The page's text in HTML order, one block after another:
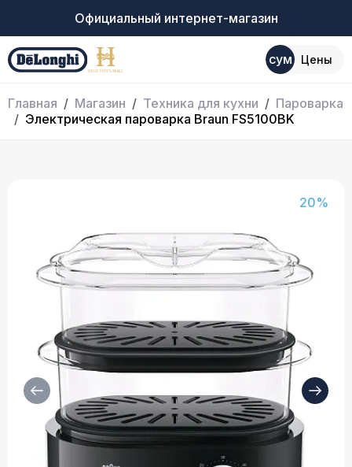
Официальный интернет-магазин
сум Цены
Главная Магазин Техника для кухни
Пароварка
Электрическая пароварка Braun FS5100BK
20%